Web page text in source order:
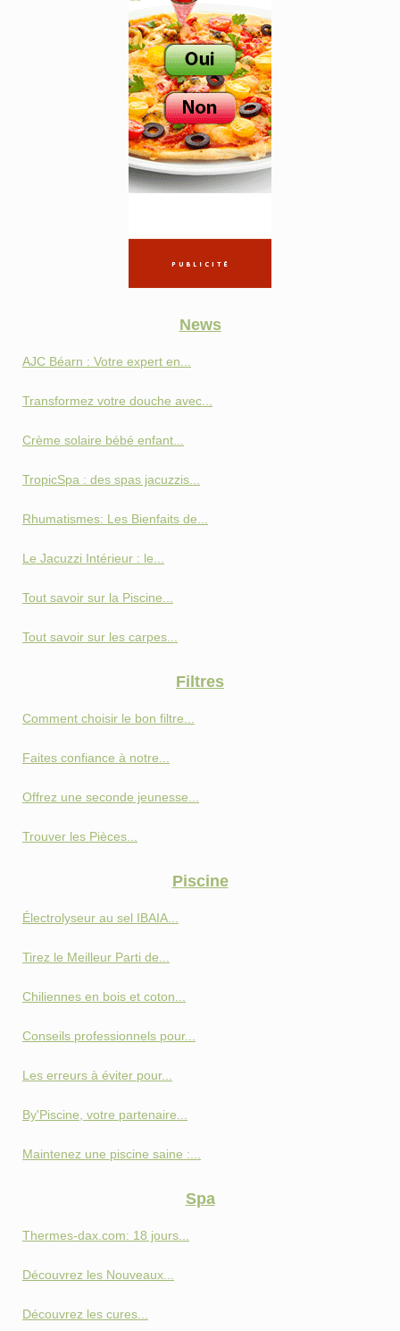
News
AJC Béarn : Votre expert en...
Transformez votre douche avec...
Crème solaire bébé enfant...
TropicSpa : des spas jacuzzis...
Rhumatismes: Les Bienfaits de...
Le Jacuzzi Intérieur : le...
Tout savoir sur la Piscine...
Tout savoir sur les carpes...
Filtres
Comment choisir le bon filtre...
Faites confiance à notre...
Offrez une seconde jeunesse...
Trouver les Pièces...
Piscine
Électrolyseur au sel IBAIA...
Tirez le Meilleur Parti de...
Chiliennes en bois et coton...
Conseils professionnels pour...
Les erreurs à éviter pour...
By'Piscine, votre partenaire...
Maintenez une piscine saine :...
Spa
Thermes-dax.com: 18 jours...
Découvrez les Nouveaux...
Découvrez les cures...